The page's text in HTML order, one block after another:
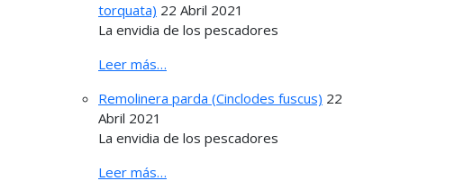
torquata) 22 Abril 2021
La envidia de los pescadores
Leer más…
Remolinera parda (Cinclodes fuscus) 22
Abril 2021
La envidia de los pescadores
Leer más…